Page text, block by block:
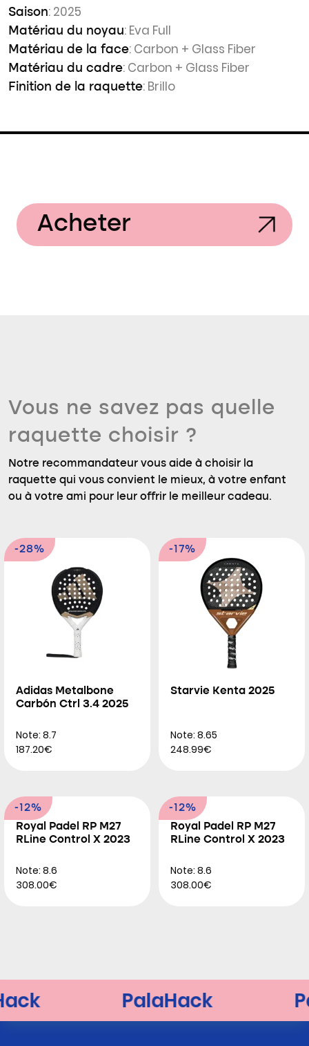
Saison: 2025
Matériau du noyau: Eva Full
Matériau de la face: Carbon + Glass Fiber
Matériau du cadre: Carbon + Glass Fiber
Finition de la raquette: Brillo
Acheter
Vous ne savez pas quelle
raquette choisir ?
Notre recommandateur vous aide à choisir la
raquette qui vous convient le mieux, à votre enfant
ou à votre ami pour leur offrir le meilleur cadeau.
-28%
Adidas Metalbone
Carbón Ctrl 3.4 2025
Note: 8.7
187.20€
-17%
Starvie Kenta 2025
Note: 8.65
248.99€
-12%
Royal Padel RP M27
RLine Control X 2023
Note: 8.6
308.00€
-12%
Royal Padel RP M27
RLine Control X 2023
Note: 8.6
308.00€